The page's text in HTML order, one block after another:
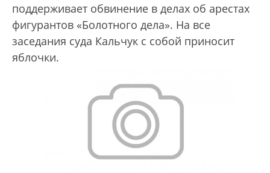
поддерживает обвинение в делах об арестах
фигурантов «Болотного дела». На все
заседания суда Кальчук с собой приносит
яблочки.